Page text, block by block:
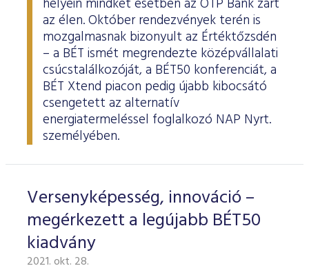
helyein mindkét esetben az OTP Bank zárt
az élen. Október rendezvények terén is
mozgalmasnak bizonyult az Értéktőzsdén
– a BÉT ismét megrendezte középvállalati
csúcstalálkozóját, a BÉT50 konferenciát, a
BÉT Xtend piacon pedig újabb kibocsátó
csengetett az alternatív
energiatermeléssel foglalkozó NAP Nyrt.
személyében.
Versenyképesség, innováció –
megérkezett a legújabb BÉT50
kiadvány
2021. okt. 28.